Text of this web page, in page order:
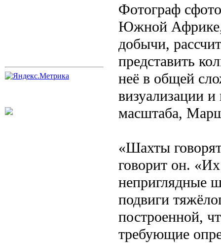
Фотограф
Южной Африке,
добычи,
представить
неё в общей
визуализации
масштаба,
«Шахты
говорит он.
неприглядные
подвиги
построенной,
требующие